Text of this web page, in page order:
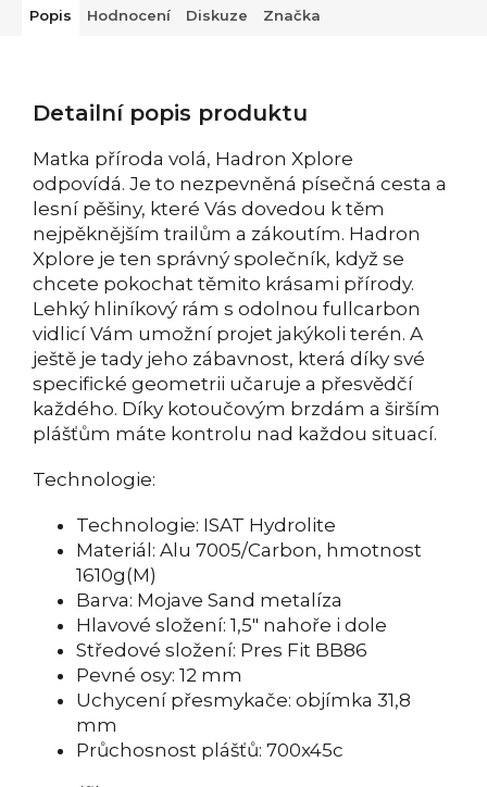
Popis Hodnocení Diskuze Značka
Detailní popis produktu
Matka příroda volá, Hadron Xplore
odpovídá. Je to nezpevněná písečná cesta a
lesní pěšiny, které Vás dovedou k těm
nejpěknějším trailům a zákoutím. Hadron
Xplore je ten správný společník, když se
chcete pokochat těmito krásami přírody.
Lehký hliníkový rám s odolnou fullcarbon
vidlicí Vám umožní projet jakýkoli terén. A
ještě je tady jeho zábavnost, která díky své
specifické geometrii učaruje a přesvědčí
každého. Díky kotoučovým brzdám a širším
plášťům máte kontrolu nad každou situací.
Technologie:
Technologie: ISAT Hydrolite
Materiál: Alu 7005/Carbon, hmotnost
1610g(M)
Barva: Mojave Sand metalíza
Hlavové složení: 1,5" nahoře i dole
Středové složení: Pres Fit BB86
Pevné osy: 12 mm
Uchycení přesmykače: objímka 31,8
mm
Průchosnost plášťů: 700x45c